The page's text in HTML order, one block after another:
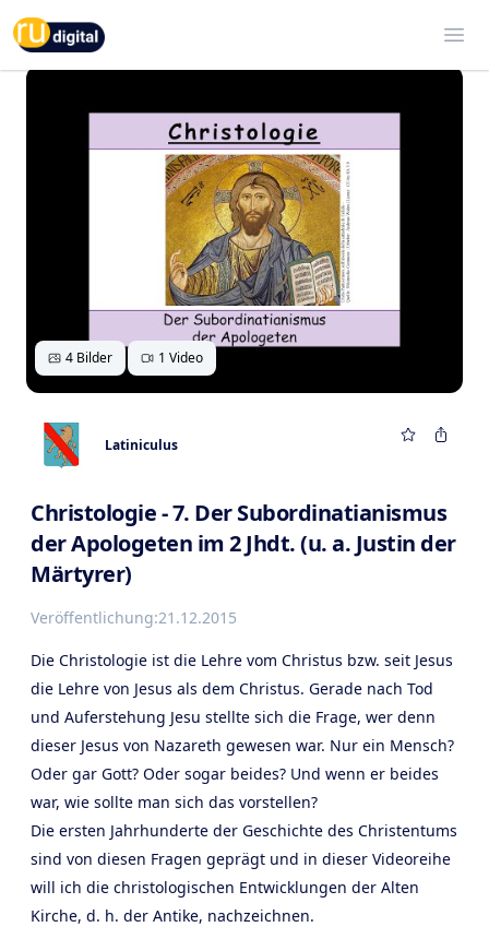
RU-digital
4 Bilder 1 Video
Latiniculus
Christologie - 7. Der Subordinatianismus
der Apologeten im 2 Jhdt. (u. a. Justin der
Märtyrer)
Veröffentlichung:21.12.2015
Die Christologie ist die Lehre vom Christus bzw. seit Jesus
die Lehre von Jesus als dem Christus. Gerade nach Tod
und Auferstehung Jesu stellte sich die Frage, wer denn
dieser Jesus von Nazareth gewesen war. Nur ein Mensch?
Oder gar Gott? Oder sogar beides? Und wenn er beides
war, wie sollte man sich das vorstellen?
Die ersten Jahrhunderte der Geschichte des Christentums
sind von diesen Fragen geprägt und in dieser Videoreihe
will ich die christologischen Entwicklungen der Alten
Kirche, d. h. der Antike, nachzeichnen.